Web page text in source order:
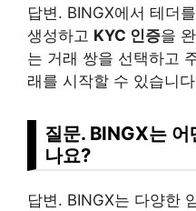
답변. BINGX에서 테더
생성하고 KYC 인증을
는 거래 쌍을 선택하고
래를 시작할 수 있습니
질문. BINGX는
나요?
답변. BINGX는 다양한